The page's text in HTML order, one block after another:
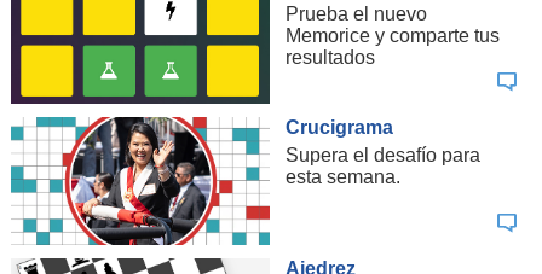
Prueba el nuevo
Memorice y comparte tus
resultados
Crucigrama
Supera el desafío para
esta semana.
Ajedrez